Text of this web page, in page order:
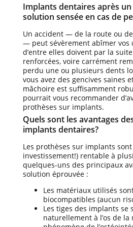
Implants dentaires après
solution sensée en cas de
Un accident — de la route ou
— peut sévèrement abîmer vos
d’entre elles doivent par la
renforcées, voire carrément
perdu une ou plusieurs dents
vous avez des gencives saines
mâchoire est suffisamment
pourrait vous recommander
prothèses sur implants.
Quels sont les avantages
implants dentaires?
Les prothèses sur implants
investissement!) rentable à
quelques-uns des principaux
solution éprouvée :
Les matériaux utilisés
biocompatibles (aucun
Les tiges des implants se
naturellement à l’os de